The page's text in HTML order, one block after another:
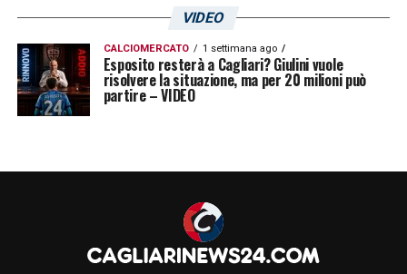
dell’intensità e della gestione dei duelli.
Cagliari, equilibrio e attenzione per
chiudere l’andata
di essere più cinici sotto porta, aspetti su cui
lo staff tecnico sta lavorando in questi giorni
VIDEO
CALCIOMERCATO 1 settimana ago
Esposito resterà a Cagliari? Giulini vuole
risolvere la situazione, ma per 20 milioni può
partire – VIDEO